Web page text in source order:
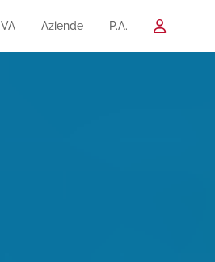
Aziende P.A.